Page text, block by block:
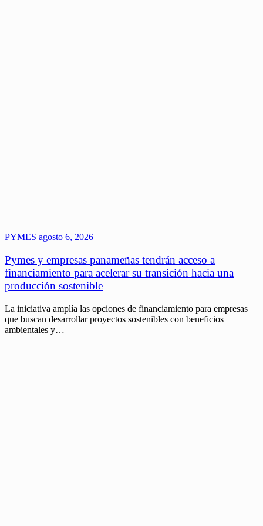
PYMES agosto 6, 2026
Pymes y empresas panameñas tendrán acceso a
financiamiento para acelerar su transición hacia una
producción sostenible
La iniciativa amplía las opciones de financiamiento para empresas
que buscan desarrollar proyectos sostenibles con beneficios
ambientales y…